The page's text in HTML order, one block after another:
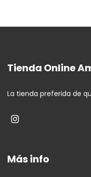
Tienda Online
La tienda preferida de
Más info